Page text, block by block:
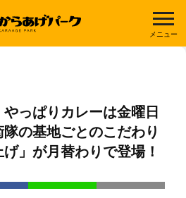
メニュー
っぱりカレーは金曜日
の基地ごとのこだわり
」が月替わりで登場！